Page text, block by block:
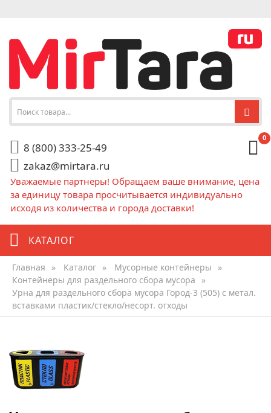
8 (800) 333-25-49
zakaz@mirtara.ru
0
Уважаемые партнеры! Обращаем ваше внимание, цена
за единицу товара просчитывается индивидуально
исходя из количества и города доставки!
КАТАЛОГ
Главная » Каталог » Мусорные контейнеры
»
Контейнеры для раздельного сбора мусора
»
Урна для раздельного сбора мусора Город-3 (505) с метал.
вставками пластик/стекло/несорт. отходы